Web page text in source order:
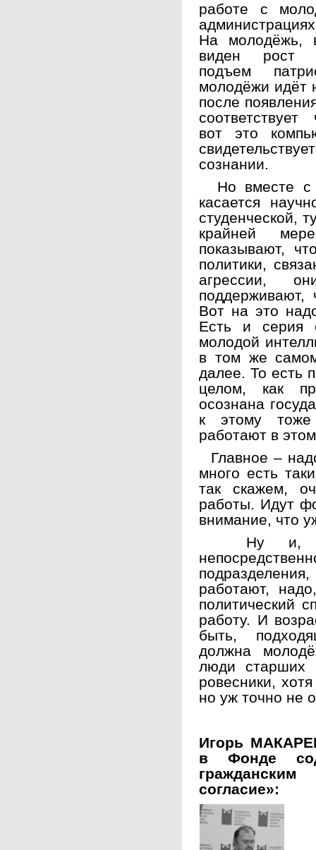
работе с
На молодёжь,
виден рост
подъем
молодёжи идёт
после
вот это
сознании.
Но вместе с
касается
студенческой,
крайней
показывают,
политики,
агрессии,
поддерживают,
Вот на это
Есть и серия
молодой
в том же
далее. То есть
целом, как
осознана
к этому тоже
работают в
Главное –
много есть
так скажем,
работы. Идут
внимание, что
Ну и,
работают,
политический
работу. И
быть,
должна
люди старших
ровесники,
но уж точно не
Игорь
в Фонде
согласие»: